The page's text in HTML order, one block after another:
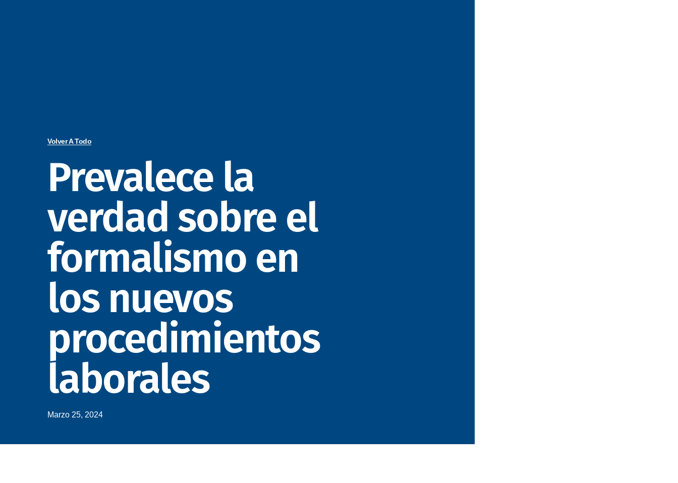
Volver A Todo
Prevalece la
verdad sobre el
formalismo en
los nuevos
procedimientos
laborales
Marzo 25, 2024